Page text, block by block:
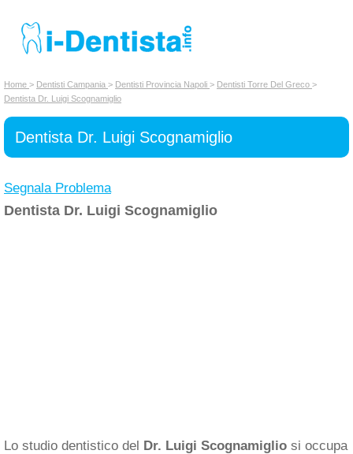
INSERISCI DENTISTA
Chi siamo
Home > Dentisti Campania > Dentisti Provincia Napoli > Dentisti Torre Del Greco >
Dentista Dr. Luigi Scognamiglio
Dentista Dr. Luigi Scognamiglio
Segnala Problema
Dentista Dr. Luigi Scognamiglio
Lo studio dentistico del Dr. Luigi Scognamiglio si occupa